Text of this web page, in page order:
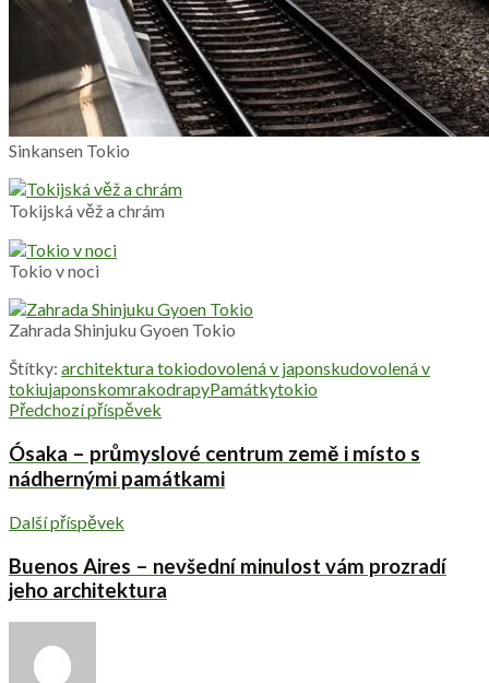
Sinkansen Tokio
Tokijská věž a chrám
Tokio v noci
Zahrada Shinjuku Gyoen Tokio
Štítky: architektura tokiodovolená v japonskudovolená v
tokiujaponskomrakodrapyPamátkytokio
Předchozí příspěvek
Ósaka – průmyslové centrum země i místo s
nádhernými památkami
Další příspěvek
Buenos Aires – nevšední minulost vám prozradí
jeho architektura